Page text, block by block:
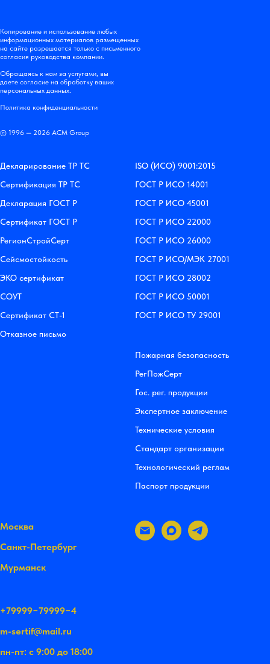
Копирование и использование любых
информационных материалов размещенных
на сайте разрешается только с письменного
согласия руководства компании.
Обращаясь к нам за услугами, вы
даете согласие на обработку ваших
персональных данных.
Политика конфиденциальности
© 1996 — 2026 АСМ Group
Декларирование ТР ТС
Сертификация ТР ТС
Декларация ГОСТ Р
Сертификат ГОСТ Р
РегионСтройСерт
Сейсмостойкость
ЭКО сертификат
СОУТ
Сертификат СТ-1
Отказное письмо
ISO (ИСО) 9001:2015
ГОСТ Р ИСО 14001
ГОСТ Р ИСО 45001
ГОСТ Р ИСО 22000
ГОСТ Р ИСО 26000
ГОСТ Р ИСО/МЭК 27001
ГОСТ Р ИСО 28002
ГОСТ Р ИСО 50001
ГОСТ Р ИСО ТУ 29001
Пожарная безопасность
РегПожСерт
Гос. рег. продукции
Экспертное заключение
Технические условия
Стандарт организации
Технологический реглам
Паспорт продукции
Москва
Санкт-Петербург
Мурманск
+79999−79999−4
m-sertif@mail.ru
пн-пт: с 9:00 до 18:00